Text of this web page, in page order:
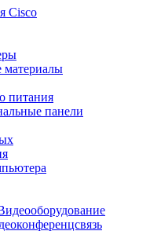
Cisco
материалы
питания
панели